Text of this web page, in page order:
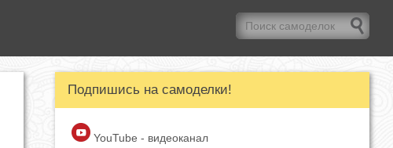
Подпишись на самоделки!
YouTube - видеоканал